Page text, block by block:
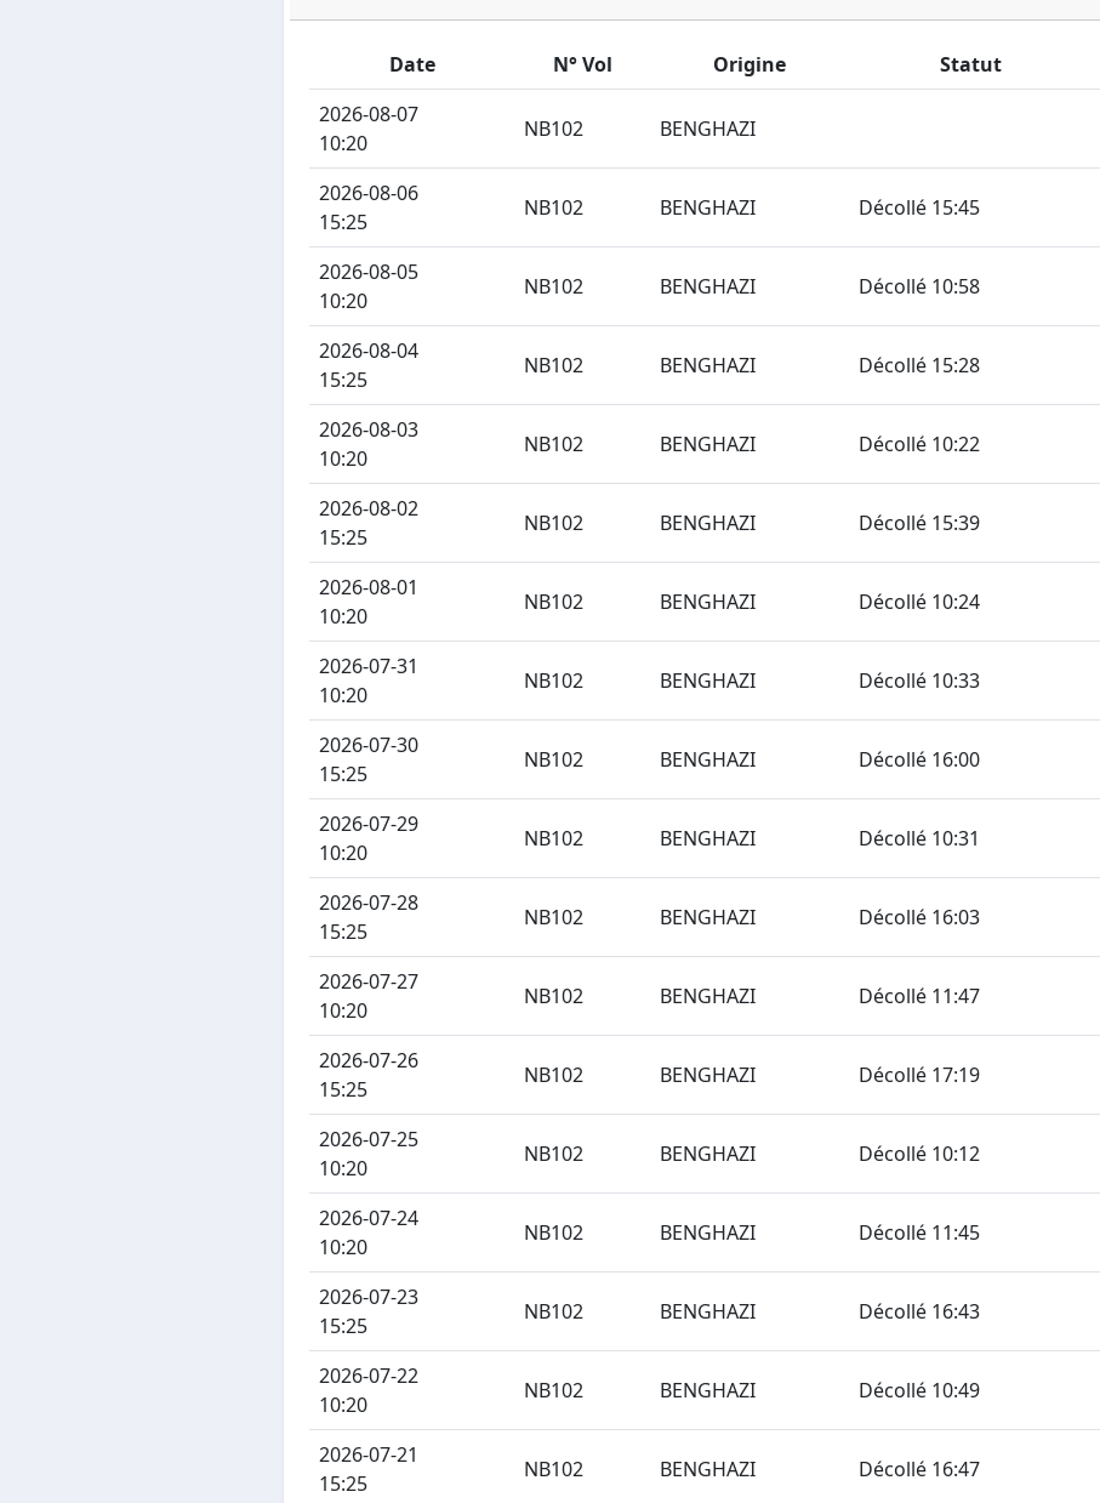
Date N° Vol Origine Statut
2026-08-07
10:20
NB102 BENGHAZI
2026-08-06
15:25
NB102 BENGHAZI Décollé 15:45
2026-08-05
10:20
NB102 BENGHAZI Décollé 10:58
2026-08-04
15:25
NB102 BENGHAZI Décollé 15:28
2026-08-03
10:20
NB102 BENGHAZI Décollé 10:22
2026-08-02
15:25
NB102 BENGHAZI Décollé 15:39
2026-08-01
10:20
NB102 BENGHAZI Décollé 10:24
2026-07-31
10:20
NB102 BENGHAZI Décollé 10:33
2026-07-30
15:25
NB102 BENGHAZI Décollé 16:00
2026-07-29
10:20
NB102 BENGHAZI Décollé 10:31
2026-07-28
15:25
NB102 BENGHAZI Décollé 16:03
2026-07-27
10:20
NB102 BENGHAZI Décollé 11:47
2026-07-26
15:25
NB102 BENGHAZI Décollé 17:19
2026-07-25
10:20
NB102 BENGHAZI Décollé 10:12
2026-07-24
10:20
NB102 BENGHAZI Décollé 11:45
2026-07-23
15:25
NB102 BENGHAZI Décollé 16:43
2026-07-22
10:20
NB102 BENGHAZI Décollé 10:49
2026-07-21
15:25
NB102 BENGHAZI Décollé 16:47